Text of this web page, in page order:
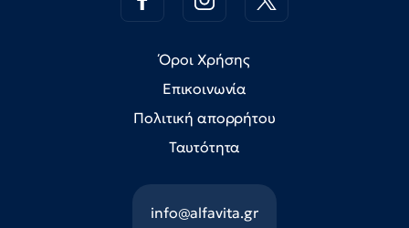
Όροι Χρήσης
Επικοινωνία
Πολιτική απορρήτου
Ταυτότητα
info@alfavita.gr